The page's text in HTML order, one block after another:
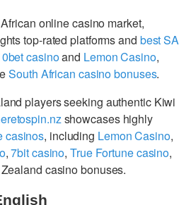
online casino market,
top-rated platforms and best SA
casinoand Lemon Casino,
South African casino bonuses.
players seeking authentic Kiwi
showcases highly
casinos, including Lemon Casino,
,7bit casino,True Fortune casino,
casino bonuses.